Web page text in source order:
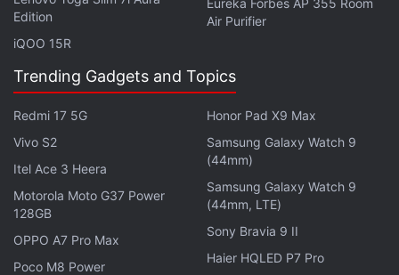
Snapdragon 8 Gen 2 चिपसेट पर और Xiaomi 13 Lite
Snapdragon 7 Gen 1 SoC पर काम करता है।
ख़बरें
6.28 इंच
प्रोसेसर क्वालकॉम स्नैपड्रैगन 870
32-मेगापिक्सल
Edition
iQOO 15R
Eureka Forbes AP 355 Room
Air Purifier
Trending Gadgets and Topics
Redmi 17 5G
Vivo S2
Itel Ace 3 Heera
Motorola Moto G37 Power
128GB
OPPO A7 Pro Max
Poco M8 Power
Honor Pad X9 Max
Samsung Galaxy Watch 9
(44mm)
Samsung Galaxy Watch 9
(44mm, LTE)
Sony Bravia 9 II
Haier HQLED P7 Pro